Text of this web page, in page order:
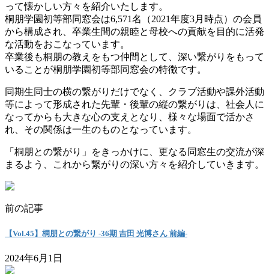
って懐かしい方々を紹介いたします。
桐朋学園初等部同窓会は6,571名（2021年度3月時点）の会員
から構成され、卒業生間の親睦と母校への貢献を目的に活発
な活動をおこなっています。
卒業後も桐朋の教えをもつ仲間として、深い繋がりをもって
いることが桐朋学園初等部同窓会の特徴です。
同期生同士の横の繋がりだけでなく、クラブ活動や課外活動
等によって形成された先輩・後輩の縦の繋がりは、社会人に
なってからも大きな心の支えとなり、様々な場面で活かさ
れ、その関係は一生のものとなっています。
「桐朋との繋がり」をきっかけに、更なる同窓生の交流が深
まるよう、これから繋がりの深い方々を紹介していきます。
前の記事
【Vol.45】桐朋との繋がり -36期 吉田 光博さん 前編-
2024年6月1日